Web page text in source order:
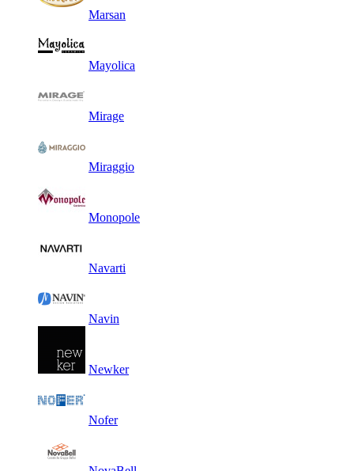
Marsan
Mayolica
Mirage
Miraggio
Monopole
Navarti
Navin
Newker
Nofer